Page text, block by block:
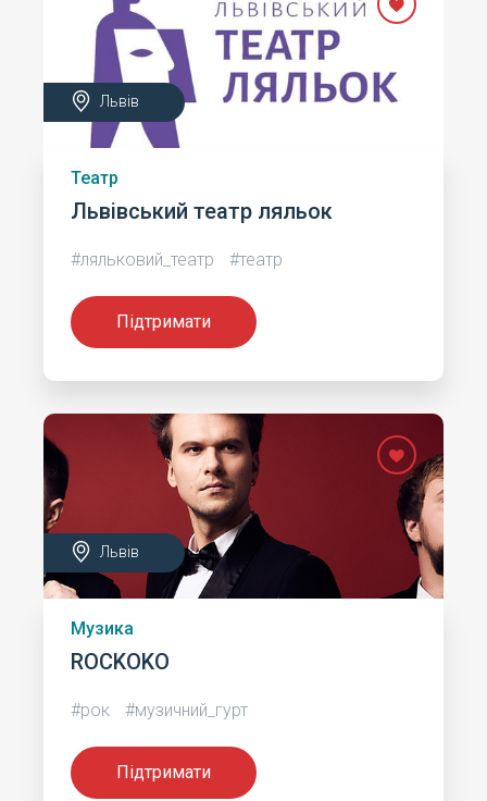
Львів
Театр
Львівський театр ляльок
#ляльковий_театр #театр
Підтримати
Львів
Музика
ROCKOKO
#рок #музичний_гурт
Підтримати